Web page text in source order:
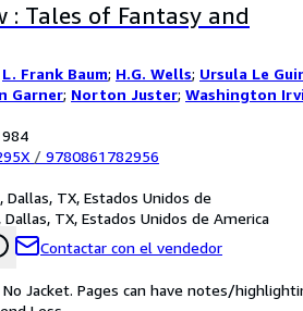
: Tales of Fantasy and
L. Frank Baum; H.G. Wells; Ursula Le
Garner; Norton Juster; Washington
/ 9780861782956
TX, Estados Unidos de
, Dallas, TX, Estados Unidos de America
Contactar con el vendedor
No Jacket. Pages can have notes/